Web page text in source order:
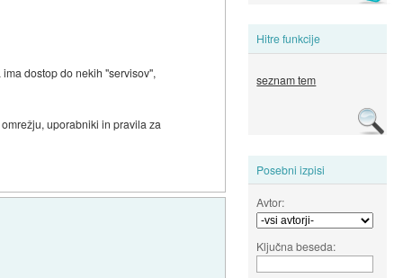
Hitre funkcije
seznam tem
Posebni izpisi
Avtor:
Ključna beseda:
dostop do nekih "servisov",
uporabniki in pravila za